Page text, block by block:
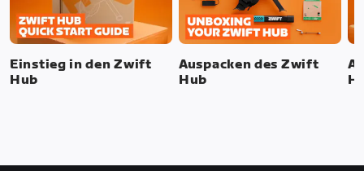
Einstieg in den Zwift
Hub
Auspacken des Zwift
Hub